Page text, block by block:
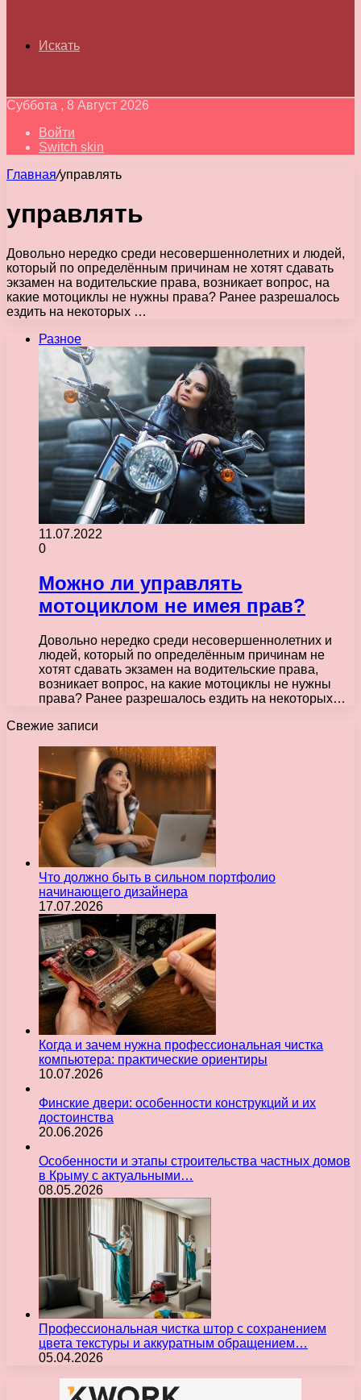
Искать
Суббота , 8 Август 2026
Войти
Switch skin
Главная/управлять
управлять
Довольно нередко среди несовершеннолетних и людей,
который по определённым причинам не хотят сдавать
экзамен на водительские права, возникает вопрос, на
какие мотоциклы не нужны права? Ранее разрешалось
ездить на некоторых …
Разное
11.07.2022
0
Можно ли управлять
мотоциклом не имея прав?
Довольно нередко среди несовершеннолетних и
людей, который по определённым причинам не
хотят сдавать экзамен на водительские права,
возникает вопрос, на какие мотоциклы не нужны
права? Ранее разрешалось ездить на некоторых…
Свежие записи
Что должно быть в сильном портфолио
начинающего дизайнера
17.07.2026
Когда и зачем нужна профессиональная чистка
компьютера: практические ориентиры
10.07.2026
Финские двери: особенности конструкций и их
достоинства
20.06.2026
Особенности и этапы строительства частных домов
в Крыму с актуальными…
08.05.2026
Профессиональная чистка штор с сохранением
цвета текстуры и аккуратным обращением…
05.04.2026